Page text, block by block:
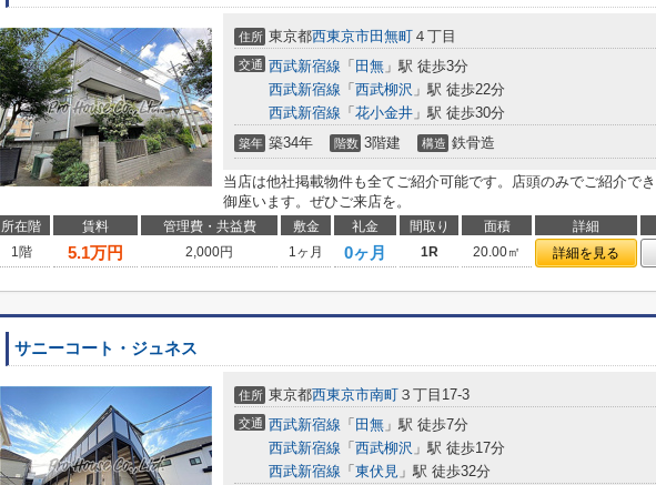
住所 東京都西東京市田無町 ４丁目
交通 西武新宿線 「 田無 」駅 徒歩3分
西武新宿線 「 西武柳沢 」駅 徒歩22分
西武新宿線 「 花小金井 」駅 徒歩30分
築年 築34年 階数 3階建 構造 鉄骨造
当店は他社掲載物件も全てご紹介可能です。店頭のみでご紹介で
御座います。ぜひご来店を。
所在階 賃料 管理費・共益費 敷金 礼金 間取り 面積 詳細
1階
5.1万円 2,000円 1ヶ月 0ヶ月 1R 20.00㎡ 詳細を見る
サニーコート・ジュネス
住所 東京都西東京市南町 ３丁目17-3
交通 西武新宿線 「 田無 」駅 徒歩7分
西武新宿線 「 西武柳沢 」駅 徒歩17分
西武新宿線 「 東伏見 」駅 徒歩32分